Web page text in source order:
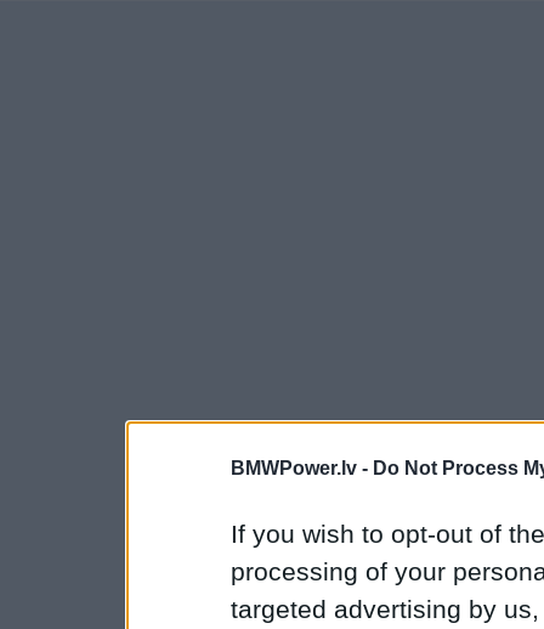
BMWPower.lv - Do Not Process
If you wish to opt-out of
processing of your
targeted advertising by